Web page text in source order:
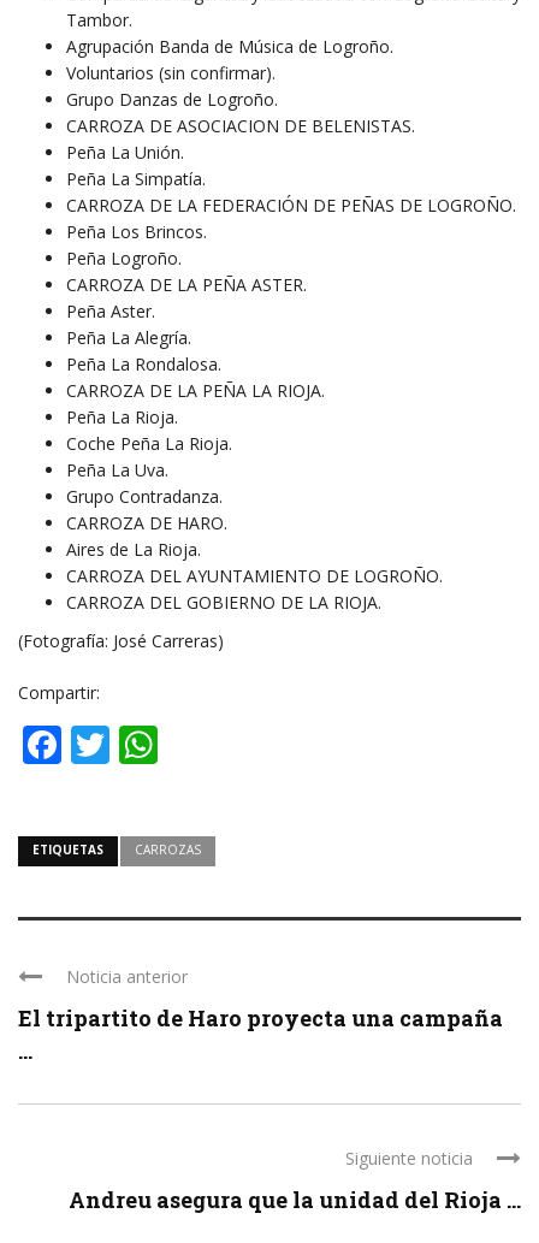
Tambor.
Agrupación Banda de Música de Logroño.
Voluntarios (sin confirmar).
Grupo Danzas de Logroño.
CARROZA DE ASOCIACION DE BELENISTAS.
Peña La Unión.
Peña La Simpatía.
CARROZA DE LA FEDERACIÓN DE PEÑAS DE LOGROÑO.
Peña Los Brincos.
Peña Logroño.
CARROZA DE LA PEÑA ASTER.
Peña Aster.
Peña La Alegría.
Peña La Rondalosa.
CARROZA DE LA PEÑA LA RIOJA.
Peña La Rioja.
Coche Peña La Rioja.
Peña La Uva.
Grupo Contradanza.
CARROZA DE HARO.
Aires de La Rioja.
CARROZA DEL AYUNTAMIENTO DE LOGROÑO.
CARROZA DEL GOBIERNO DE LA RIOJA.
(Fotografía: José Carreras)
Compartir:
Facebook
Twitter
ETIQUETAS CARROZAS
Noticia anterior
El tripartito de Haro proyecta una campaña
...
Siguiente noticia
Andreu asegura que la unidad del Rioja ...